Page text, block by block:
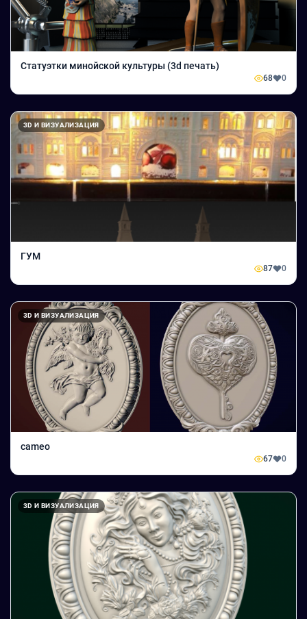
Статуэтки минойской культуры (3d печать)
68 0
3D И ВИЗУАЛИЗАЦИЯ
ГУМ
87 0
3D И ВИЗУАЛИЗАЦИЯ
cameo
67 0
3D И ВИЗУАЛИЗАЦИЯ